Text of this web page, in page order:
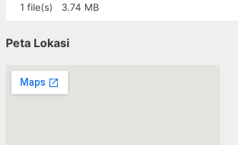
1 file(s) 3.74 MB
Peta Lokasi